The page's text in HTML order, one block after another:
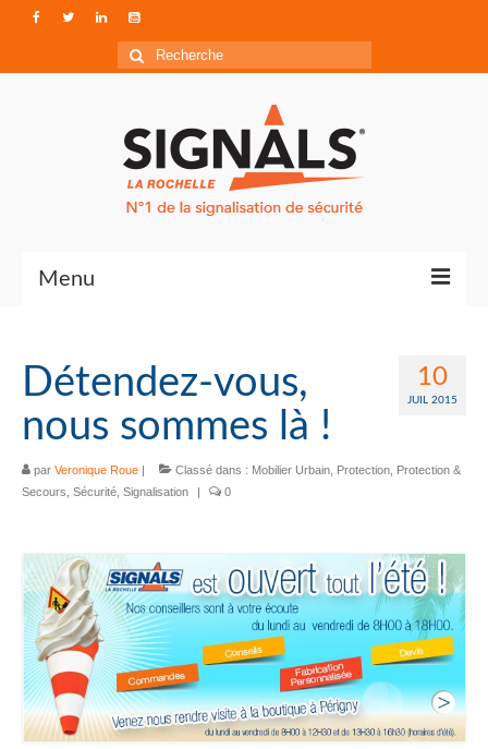
Rechercher
:
Menu
Qui sommes-nous ?
Accéder à Signals
10
JUIL 2015
Détendez-vous,
nous sommes là !
par Veronique Roue | Classé dans : Mobilier Urbain Protection Protection &
Secours Sécurité Signalisation | 0